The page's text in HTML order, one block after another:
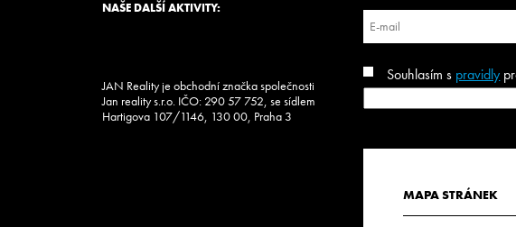
NAŠE DALŠÍ AKTIVITY:
JAN Reality je obchodní značka společnosti
Jan reality s.r.o. IČO: 290 57 752, se sídlem
Hartigova 107/1146, 130 00, Praha 3
Souhlasím s pravidly
MAPA STRÁNEK